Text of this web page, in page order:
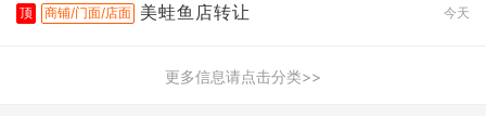
顶 商铺/门面/店面 美蛙鱼店转让 今天
更多信息请点击分类>>